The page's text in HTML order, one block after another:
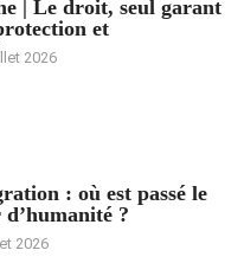
| Le droit, seul garant
et
2026
: où est passé le
?
2026